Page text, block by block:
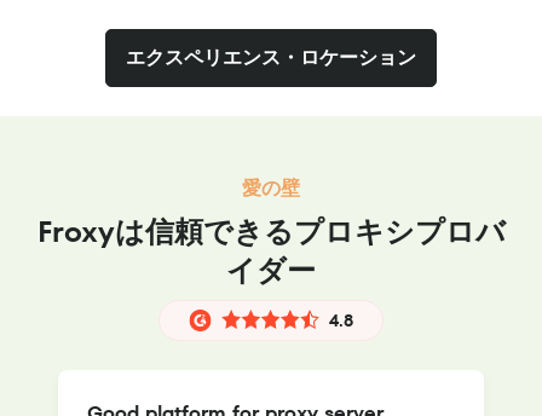
エクスペリエンス・ロケーション
愛の壁
Froxyは信頼できるプロキシプロバ
イダー
4.8